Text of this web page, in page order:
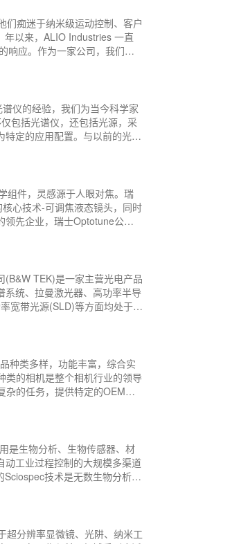
痴迷于纳米级运动控制、客户
年以来，ALIO Industries 一直
响应。作为一家公司，我们一
牌合作，为各种行业领先客户
仪的经验，我们为当今科学家
包括光谱仪，还包括光源，采
定的应用配置。与以前的光谱
要代理商，昊量光电全面负责
组件，灵感源于人眼对焦。瑞
心技术-可调焦液态镜头，同时
领先企业，瑞士Optotune公司
将一如既往地为客户提供优
TEK)是一家主营光电产品
系统、拉曼激光器、高功率半导
宽带光源(SLD)等方面均处于世
户快速提供样机的能力方面具
种类多样，功能丰富，综合实
类的相机是整个相机行业的领导
杂的任务，提供特定的OEM定
的目标一直是为客户提供一个
是生物分析、生物传感器、材
动工业过程控制的大规模多渠道
技术是无数生物分析和
公司在生物阻抗测量，生
超分辨率显微镜、光阱、纳米工